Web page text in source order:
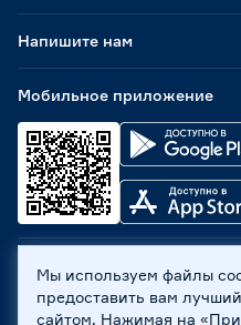
Мобильное приложение
Напишите нам
ООО «Бауцентр Рус» 2004 -
ул. А.Невского, 205. ИНН
Все права защищены
Мы используем файлы
предоставить вам
сайтом. Нажимая на